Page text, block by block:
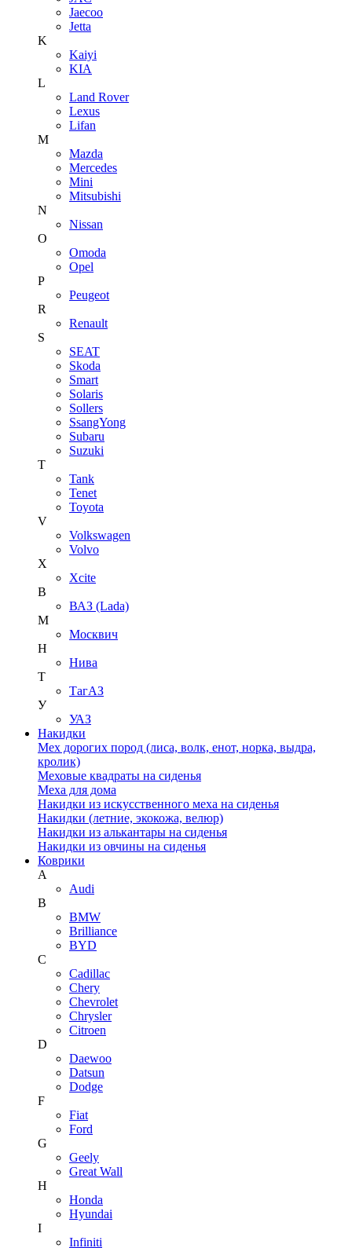
Jaecoo
Jetta
K
Kaiyi
KIA
L
Land Rover
Lexus
Lifan
M
Mazda
Mercedes
Mini
Mitsubishi
N
Nissan
O
Omoda
Opel
P
Peugeot
R
Renault
S
SEAT
Skoda
Smart
Solaris
Sollers
SsangYong
Subaru
Suzuki
T
Tank
Tenet
Toyota
V
Volkswagen
Volvo
X
Xcite
В
ВАЗ (Lada)
М
Москвич
Н
Нива
Т
ТагАЗ
У
УАЗ
Накидки
Мех дорогих пород (лиса, волк, енот, норка, выдра,
кролик)
Меховые квадраты на сиденья
Меха для дома
Накидки из искусственного меха на сиденья
Накидки (летние, экокожа, велюр)
Накидки из алькантары на сиденья
Накидки из овчины на сиденья
Коврики
A
Audi
B
BMW
Brilliance
BYD
C
Cadillac
Chery
Chevrolet
Chrysler
Citroen
D
Daewoo
Datsun
Dodge
F
Fiat
Ford
G
Geely
Great Wall
H
Honda
Hyundai
I
Infiniti